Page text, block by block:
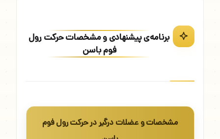
برنامه‌ی پیشنهادی و مشخصات حرکت رول
فوم باسن
مشخصات و عضلات درگیر در حرکت رول فوم